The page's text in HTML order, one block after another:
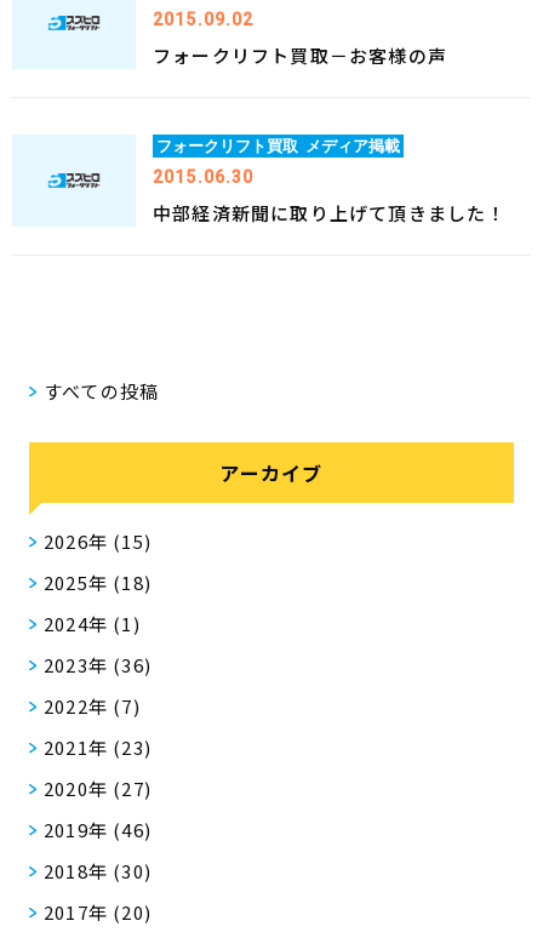
2015.09.02
フォークリフト買取－お客様の声
フォークリフト買取 メディア掲載
2015.06.30
中部経済新聞に取り上げて頂きました！
すべての投稿
アーカイブ
2026年 (15)
2025年 (18)
2024年 (1)
2023年 (36)
2022年 (7)
2021年 (23)
2020年 (27)
2019年 (46)
2018年 (30)
2017年 (20)